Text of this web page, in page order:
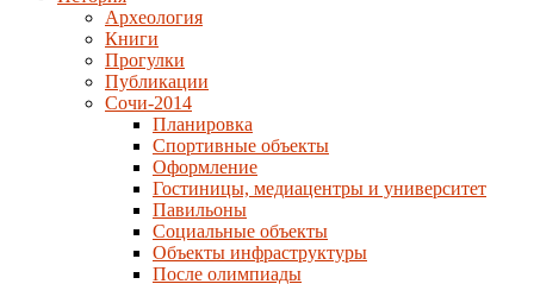
Археология
Книги
Прогулки
Публикации
Сочи-2014
Планировка
Спортивные объекты
Оформление
Гостиницы, медиацентры и университет
Павильоны
Социальные объекты
Объекты инфраструктуры
После олимпиады